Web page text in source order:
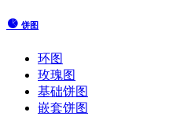
饼图
环图
玫瑰图
基础饼图
嵌套饼图